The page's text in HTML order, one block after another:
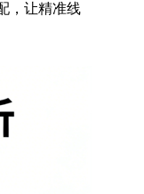
，让精准线